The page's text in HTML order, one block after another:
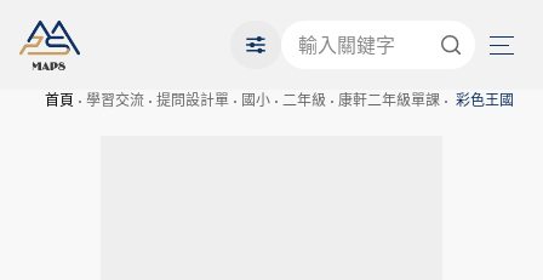
首頁 學習交流 提問設計單 國小 二年級 康軒二年級單課 彩色王國